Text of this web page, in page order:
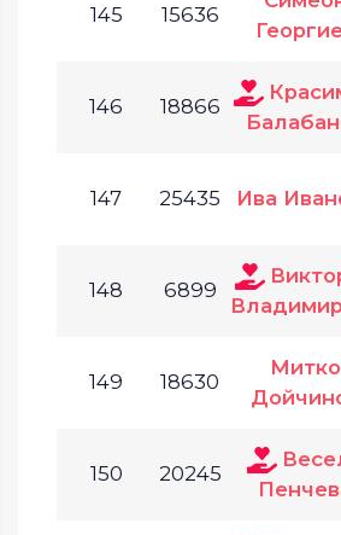
145 15636
146 18866
147 25435 Ива
148 6899
149 18630
Митко
150 20245